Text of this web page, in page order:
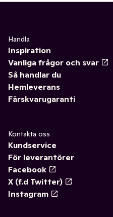
Handla
Inspiration
Vanliga frågor och svar
Så handlar du
Hemleverans
Färskvarugaranti
Kontakta oss
Kundservice
För leverantörer
Facebook
X (f.d Twitter)
Instagram